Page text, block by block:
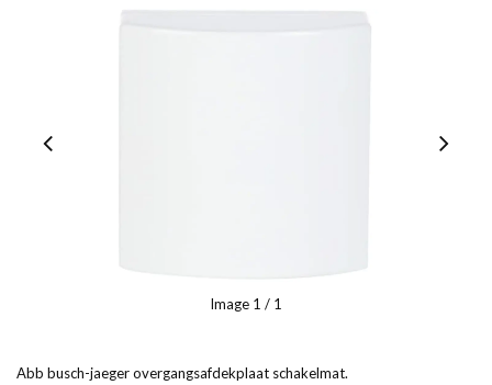
Image 1 / 1
Abb busch-jaeger overgangsafdekplaat schakelmat.